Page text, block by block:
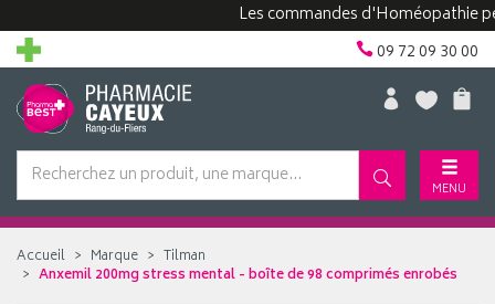
Les commandes d'Homéopathie
09 72 09 30 00
MENU
Accueil Marque
Tilman
Anxemil 200mg stress mental - boîte de 98 comprimés enrobés